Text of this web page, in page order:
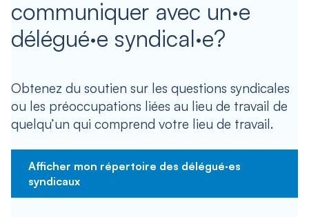
communiquer avec un·e
délégué·e syndical·e?
Obtenez du soutien sur les questions syndicales
ou les préoccupations liées au lieu de travail de
quelqu’un qui comprend votre lieu de travail.
Afficher mon répertoire des délégué·es
syndicaux